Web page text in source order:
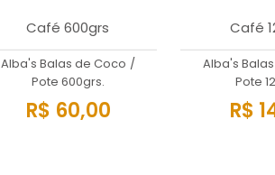
Café 600grs
Alba's Balas de Coco /
Pote 600grs.
R$ 60,00
Café
Alba's
Pote
R$